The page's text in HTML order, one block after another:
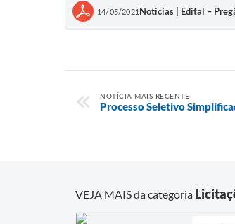
14/05/2021 Notícias | Edital –
NOTÍCIA MAIS RECENTE
Processo Seletivo
VEJA MAIS da categoria